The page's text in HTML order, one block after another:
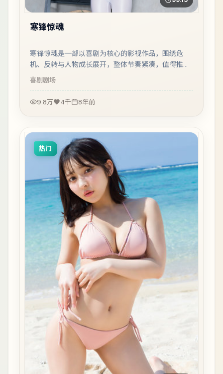
寒锋惊魂
寒锋惊魂是一部以喜剧为核心的影视作品，围绕危
机、反转与人物成长展开，整体节奏紧凑，值得推荐
观看。
喜剧剧场
9.8万 4千 8年前
热门